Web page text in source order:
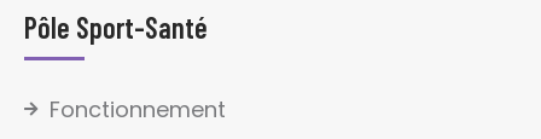
Pôle Sport-Santé
Fonctionnement